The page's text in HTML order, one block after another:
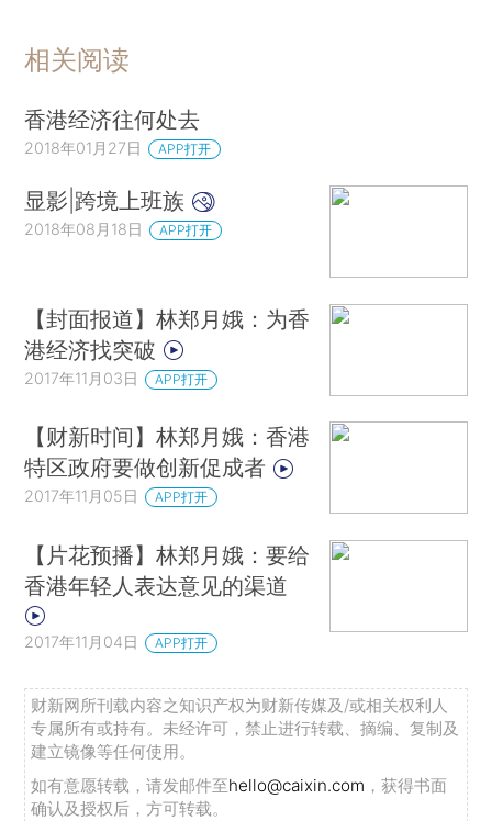
相关阅读
香港经济往何处去
2018年01月27日 APP打开
显影|跨境上班族
2018年08月18日 APP打开
【封面报道】林郑月娥：为香
港经济找突破
2017年11月03日 APP打开
【财新时间】林郑月娥：香港
特区政府要做创新促成者
2017年11月05日 APP打开
【片花预播】林郑月娥：要给
香港年轻人表达意见的渠道
2017年11月04日 APP打开
财新网所刊载内容之知识产权为财新传媒及/或相关权利人
专属所有或持有。未经许可，禁止进行转载、摘编、复制及
建立镜像等任何使用。
如有意愿转载，请发邮件至hello@caixin.com ，获得书面
确认及授权后，方可转载。